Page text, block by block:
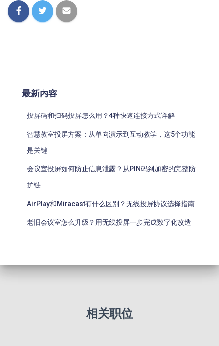
最新内容
投屏码和扫码投屏怎么用？4种快速连接方式详解
智慧教室投屏方案：从单向演示到互动教学，这5个功能
是关键
会议室投屏如何防止信息泄露？从PIN码到加密的完整防
护链
AirPlay和Miracast有什么区别？无线投屏协议选择指南
老旧会议室怎么升级？用无线投屏一步完成数字化改造
相关职位